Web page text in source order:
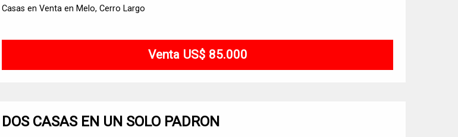
Casas en Venta en Melo, Cerro Largo
Venta US$ 85.000
DOS CASAS EN UN SOLO PADRON